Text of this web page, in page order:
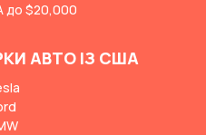
до $20,000
АВТО ІЗ США